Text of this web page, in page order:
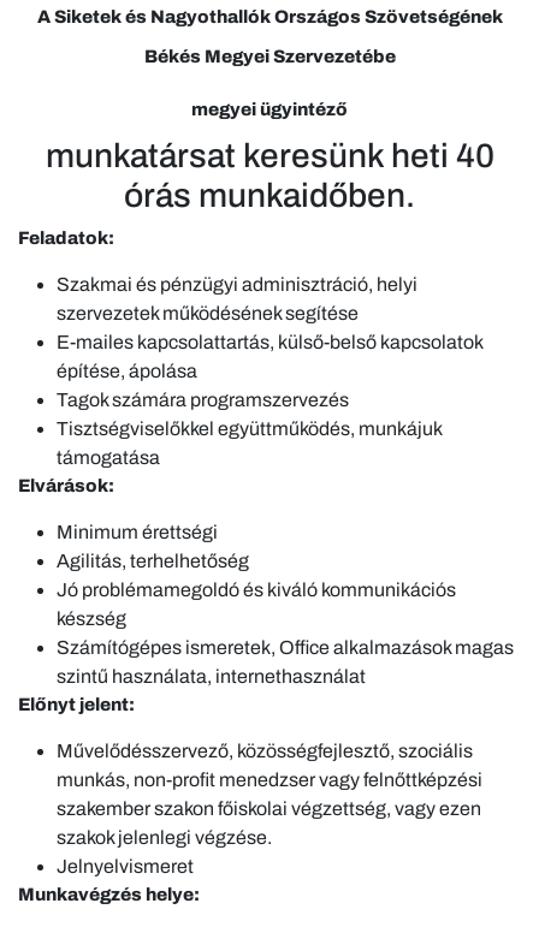
A Siketek és Nagyothallók Országos Szövetségének
Békés Megyei Szervezetébe
megyei ügyintéző
munkatársat keresünk heti 40
órás munkaidőben.
Feladatok:
Szakmai és pénzügyi adminisztráció, helyi
szervezetek működésének segítése
E-mailes kapcsolattartás, külső-belső kapcsolatok
építése, ápolása
Tagok számára programszervezés
Tisztségviselőkkel együttműködés, munkájuk
támogatása
Elvárások:
Minimum érettségi
Agilitás, terhelhetőség
Jó problémamegoldó és kiváló kommunikációs
készség
Számítógépes ismeretek, Office alkalmazások magas
szintű használata, internethasználat
Előnyt jelent:
Művelődésszervező, közösségfejlesztő, szociális
munkás, non-profit menedzser vagy felnőttképzési
szakember szakon főiskolai végzettség, vagy ezen
szakok jelenlegi végzése.
Jelnyelvismeret
Munkavégzés helye: